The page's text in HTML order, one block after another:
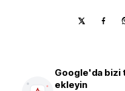
Google'da bizi
ekleyin